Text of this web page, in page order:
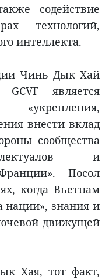
содействие
технологий,
интеллекта.
Чинь Дык Хай
является
внести вклад
сообщества
и
Посол
когда Вьетнам
нации», знания и
движущей
Хая, тот факт,